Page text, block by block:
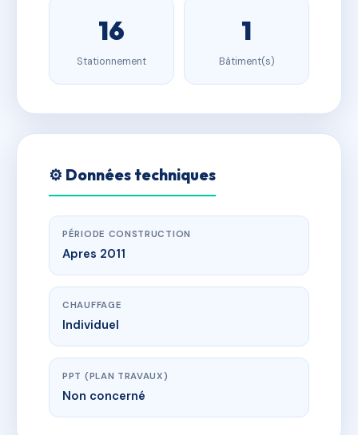
16
Stationnement
1
Bâtiment(s)
⚙️ Données techniques
PÉRIODE CONSTRUCTION
Apres 2011
CHAUFFAGE
Individuel
PPT (PLAN TRAVAUX)
Non concerné